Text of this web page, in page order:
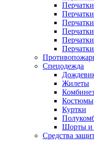
Спецодежда
Жилеты
Костюмы
Куртки
Шорты и
Средства